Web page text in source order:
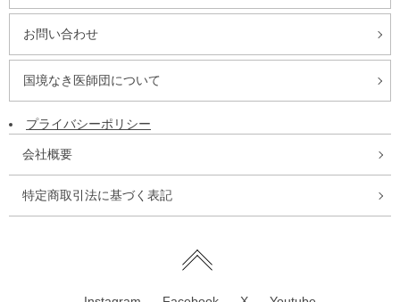
お問い合わせ
国境なき医師団について
プライバシーポリシー
会社概要
特定商取引法に基づく表記